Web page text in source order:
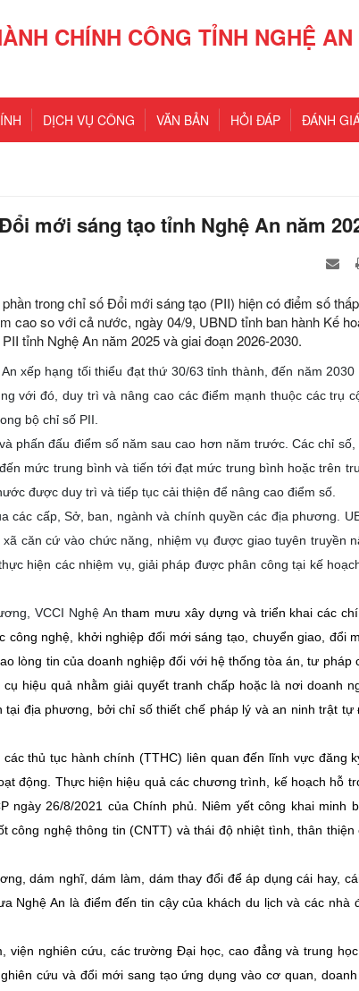
CHÍNH CÔNG TỈNH NGHỆ AN
DỊCH VỤ CÔNG VĂN BẢN HỎI ĐÁP ĐÁNH
mới sáng tạo tỉnh Nghệ An năm
trong chỉ số Đổi mới sáng tạo (PII) hiện có điểm số
cao so với cả nước, ngày 04/9, UBND tỉnh ban hành Kế
tỉnh Nghệ An năm 2025 và giai đoạn 2026-2030.
xếp hạng tối thiểu đạt thứ 30/63 tỉnh thành, đến năm 2030
với đó, duy trì và nâng cao các điểm mạnh thuộc các trụ
bộ chỉ số PII.
phấn đấu điểm số năm sau cao hơn năm trước. Các chỉ số,
mức trung bình và tiến tới đạt mức trung bình hoặc trên
được duy trì và tiếp tục cải thiện để nâng cao điểm số.
cấp, Sở, ban, ngành và chính quyền các địa phương.
căn cứ vào chức năng, nhiệm vụ được giao tuyên truyền
hiện các nhiệm vụ, giải pháp được phân công tại kế
VCCI Nghệ Antham mưu xây dựng và triển khai các
nghệ, khởi nghiệp đổi mới sáng tạo, chuyển giao, đổi
lòng tin của doanh nghiệp đối với hệ thống tòa án, tư pháp
hiệu quả nhằm giải quyết tranh chấp hoặc là nơi doanh
tại địa phương, bởi chỉ số thiết chế pháp lý và an ninh trật tự
thủ tục hành chính (TTHC) liên quan đến lĩnh vực đăng
động. Thực hiện hiệu quả các chương trình, kế hoạch hỗ
ngày 26/8/2021 của Chính phủ. Niêm yết công khai minh
nghệ thông tin (CNTT) và thái độ nhiệt tình, thân thiện
dám nghĩ, dám làm, dám thay đổi để áp dụng cái hay,
Nghệ An là điểm đến tin cậy của khách du lịch và các nhà
nghiên cứu, các trường Đại học, cao đẳng và trung
cứu và đổi mới sang tạo ứng dụng vào cơ quan, doanh